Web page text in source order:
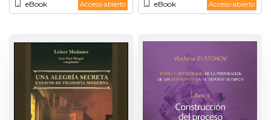
eBook Acceso abierto eBook Acceso abierto